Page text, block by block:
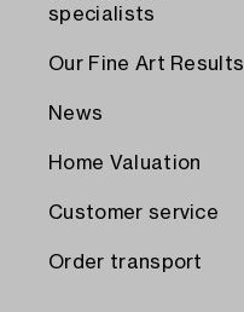
specialists
Our Fine Art Results
News
Home Valuation
Customer service
Order transport